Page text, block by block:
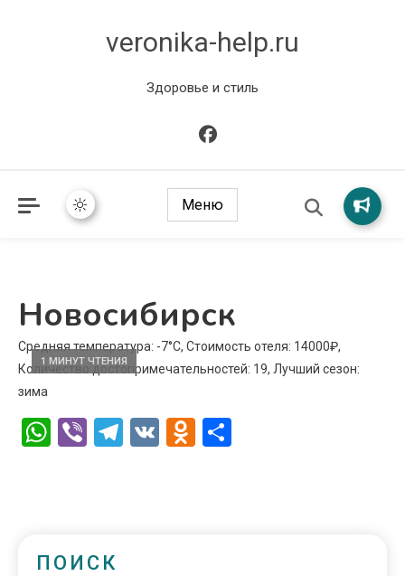
veronika-help.ru
Здоровье и стиль
Меню
Новосибирск
1 МИНУТ ЧТЕНИЯ
Средняя температура: -7°C, Стоимость отеля: 14000₽,
Количество достопримечательностей: 19, Лучший сезон:
зима
WhatsApp
ViberTelegram
VK Odnoklassniki
ПОИСК